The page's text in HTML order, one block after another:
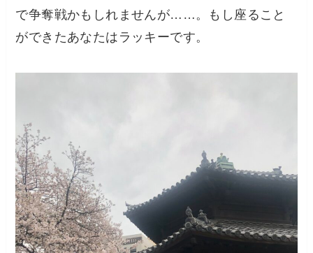
で争奪戦かもしれませんが……。もし座ること
ができたあなたはラッキーです。